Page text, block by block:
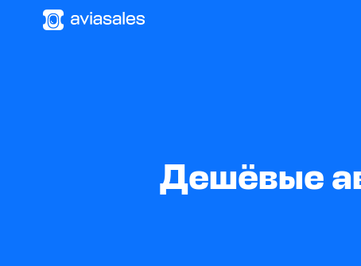
Дешёвые